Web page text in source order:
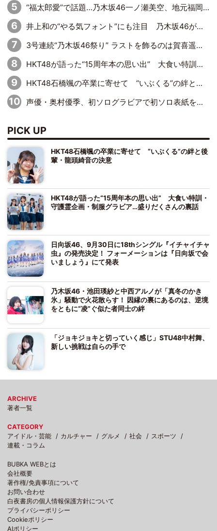
“福太郎愛”で話題…乃木坂46一ノ瀬美空、地元福岡『めんべい25周年トップサポーター』に就任
井上和の“やる気フォント”にも注目 乃木坂46が挑んだ書道パフォーマンスの舞台裏
3号連続“乃木坂46祭り” ラストを飾るのは賀喜遥香…5年ぶりの登場に「5年分大人になった私を見ていただけたら」
HKT48が語った“15周年本の思い出” 大食い特訓・守護霊企画・制服グラビア…盛りだくさんの裏話
HKT48石橋颯の卒業に寄せて “いぶくる”の絆と後輩・龍頭綺音の決意
声優・奥村優季、初ソログラビアで初ソロ表紙を飾る！ 初めて見せる表情や、声優を志したきっかけなどを語った必読のインタビューを掲載
PICK UP
HKT48石橋颯の卒業に寄せて “いぶくる”の絆と後
輩・龍頭綺音の決意
HKT48が語った“15周年本の思い出” 大食い特訓・
守護霊企画・制服グラビア…盛りだくさんの裏話
日向坂46、9月30日に18thシングル『イチャイチャ
虫』の発売決定！ フォーメーションは『日向坂で会
いましょう』にて発表
乃木坂46・池田瑛紗と中西アルノが「真冬のかき
氷」騒動で火花散らす！ 因縁の裏にあるのは、逆境
をともに“凌”ぐ似た者同士の絆
「ジョキジョキと切っていく感じ」STU48中村舞、
新しい挑戦は自らの手で
ARCHIVE
著者一覧
CATEGORY
アイドル・芸能
カルチャー グルメ 社会
スポーツ
連載・コラム
BUBKA WEBとは
会社概要
著作権/免責事項について
お問い合わせ
白夜書房の個人情報保護方針について
プライバシーポリシー
Cookieポリシー
AIポリシー